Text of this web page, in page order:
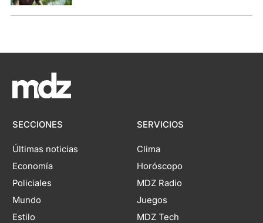
SECCIONES
Últimas noticias
Economía
Policiales
Mundo
Estilo
SERVICIOS
Clima
Horóscopo
MDZ Radio
Juegos
MDZ Tech